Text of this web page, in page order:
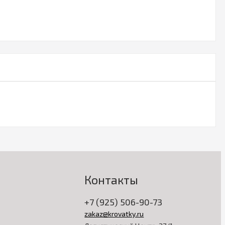
Контакты
+7 (925) 506-90-73
zakaz@krovatky.ru